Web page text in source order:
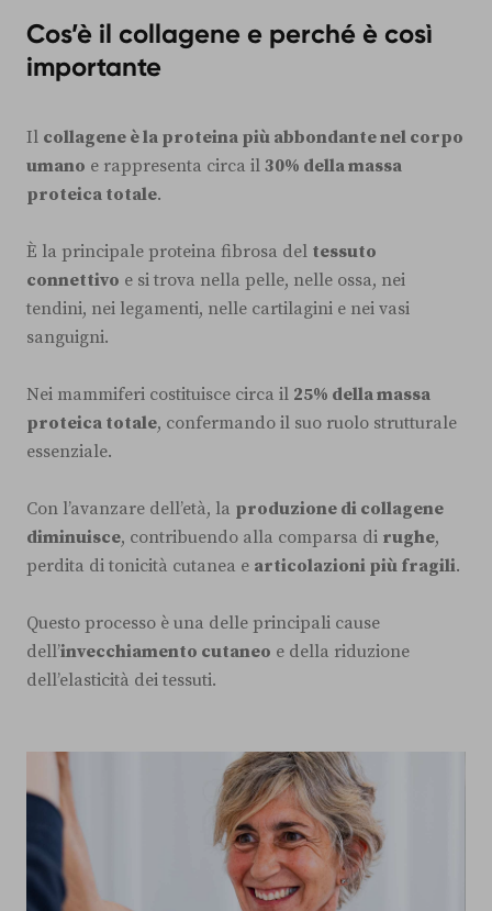
Cos’è il collagene e perché è così
importante
Il collagene è la proteina più abbondante nel corpo
umano e rappresenta circa il 30% della massa
proteica totale.
È la principale proteina fibrosa del tessuto
connettivo e si trova nella pelle, nelle ossa, nei
tendini, nei legamenti, nelle cartilagini e nei vasi
sanguigni.
Nei mammiferi costituisce circa il 25% della massa
proteica totale, confermando il suo ruolo strutturale
essenziale.
Con l’avanzare dell’età, la produzione di collagene
diminuisce, contribuendo alla comparsa di rughe,
perdita di tonicità cutanea e articolazioni più fragili.
Questo processo è una delle principali cause
dell’invecchiamento cutaneo e della riduzione
dell’elasticità dei tessuti.